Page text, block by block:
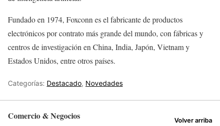
Fundado en 1974, Foxconn es el fabricante de productos
electrónicos por contrato más grande del mundo, con fábricas y
centros de investigación en China, India, Japón, Vietnam y
Estados Unidos, entre otros países.
Categorías: Destacado, Novedades
Comercio & Negocios Volver arriba